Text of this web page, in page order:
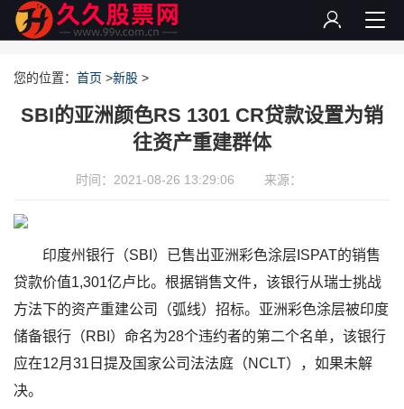
您的位置： 首页 >新股 >
SBI的亚洲颜色RS 1301 CR贷款设置为销
往资产重建群体
时间：2021-08-26 13:29:06 来源：
印度州银行（SBI）已售出亚洲彩色涂层ISPAT的销售
贷款价值1,301亿卢比。根据销售文件，该银行从瑞士挑战
方法下的资产重建公司（弧线）招标。亚洲彩色涂层被印度
储备银行（RBI）命名为28个违约者的第二个名单，该银行
应在12月31日提及国家公司法法庭（NCLT），如果未解
决。